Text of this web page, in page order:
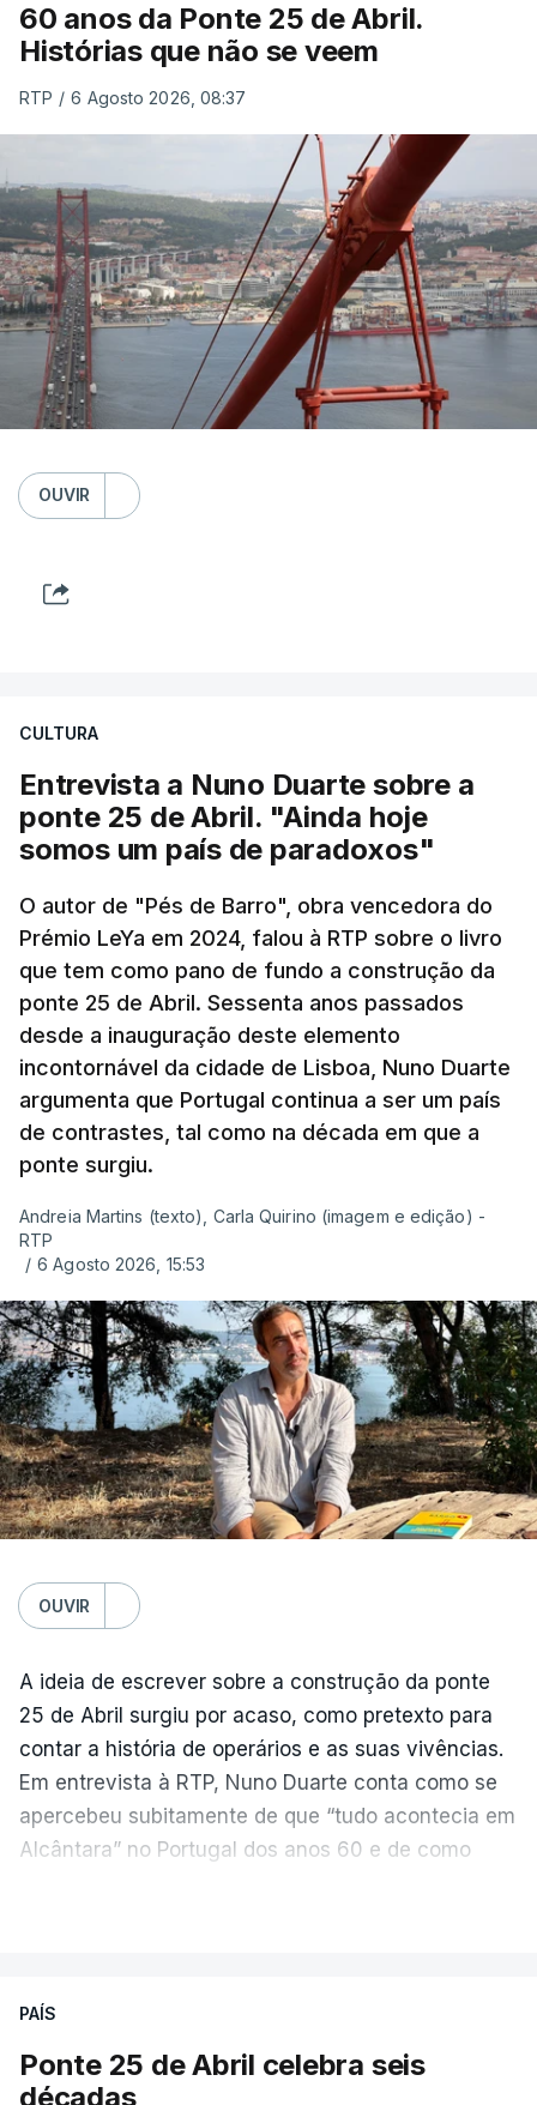
60 anos da Ponte 25 de Abril.
Histórias que não se veem
RTP / 6 Agosto 2026, 08:37
OUVIR
CULTURA
Entrevista a Nuno Duarte sobre a
ponte 25 de Abril. "Ainda hoje
somos um país de paradoxos"
O autor de "Pés de Barro", obra vencedora do
Prémio LeYa em 2024, falou à RTP sobre o livro
que tem como pano de fundo a construção da
ponte 25 de Abril. Sessenta anos passados
desde a inauguração deste elemento
incontornável da cidade de Lisboa, Nuno Duarte
argumenta que Portugal continua a ser um país
de contrastes, tal como na década em que a
ponte surgiu.
Andreia Martins (texto), Carla Quirino (imagem e edição) -
RTP
/ 6 Agosto 2026, 15:53
OUVIR
A ideia de escrever sobre a construção da ponte
25 de Abril surgiu por acaso, como pretexto para
contar a história de operários e as suas vivências.
Em entrevista à RTP, Nuno Duarte conta como se
apercebeu subitamente de que “tudo acontecia em
Alcântara” no Portugal dos anos 60 e de como
forma inesperada, através da literatura.
Em “Pés de Barro”,
PAÍS
Ponte 25 de Abril celebra seis
décadas